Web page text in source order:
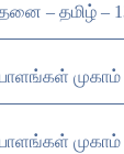
– தமிழ் –
முகாம்
முகாம் –